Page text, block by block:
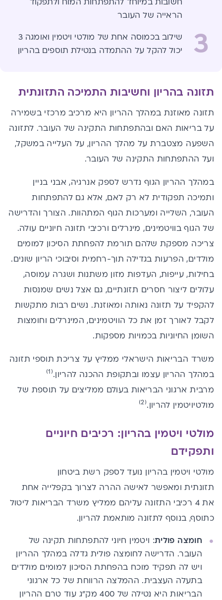
הראייה של העובר
3
שילוב בכמוסה אחת של מולטי ויטמין ואומגה 3
יכול להקל על ההתמדה בנטילת תוספים בהריון
תזונה בהריון וחשיבות התמיכה התזונתית
תזונה מאוזנת במהלך ההריון היא מרכיב מרכזי בשמירה
על בריאות האם ובהתפתחות התקינה של העובר. לתזונה
השפעה מצטברת על מהלך ההריון, על העלייה במשקל,
ועל ההתפתחות התקינה של העובר.
במהלך ההריון הגוף נדרש לספק אנרגיה, אבני בניין
ותמיכה תפקודית לא רק לאם, אלא גם להתפתחות
העובר, השלייה ומערכות הגוף המתהוות. הצורך והדרישה
של הגוף בוויטמינים, מינרלים ורכיבי תזונה חיוניים עולה.
צריכה מספקת שלהם תורמת להפחתת הסיכון למומים
מולדים, הפרעות בגדילה תוך-רחמית וסיבוכי הריון שונים.
בחילות, עייפות, העדפות מזון משתנות ושגרה עמוסה,
עלולים ליצור חסרים תזונתיים, גם אצל נשים שמנסות
להקפיד על תזונה נאותה ומאוזנת. נשים רבות מתקשות
לקבל לאורך זמן את כל הוויטמינים, המינרלים וחומצות
השומן החיוניות בכמויות מספקות.
משרד הבריאות הישראלי ממליץ על צריכת תוספי תזונה
במהלך ההריון עצמו ובתקופת ההכנה להריון.(1)
מרבית ארגוני הבריאות בעולם ממליצים על תוספת של
מולטיויטמין להריון.(2)
מולטי ויטמין בהריון: רכיבים חיוניים
ותפקידם
מולטי ויטמין בהריון נועד לספק רשת ביטחון
תזונתית ומאפשר לאישה ההרה לצרוך בקפלייה אחת
את 4 רכיבי התזונה עליהם ממליץ משרד הבריאות ליטול
כתוסף, בנוסף לתזונה מותאמת להריון.
חומצה פולית: ויטמין חיוני להתפתחות תקינה של
העובר. הדרישה לחומצה פולית גדלה במהלך ההריון
ויש לה תפקיד מוכח בהפחתת הסיכון למומים מולדים
בתעלה העצבית. ההמלצה הרווחת של כל ארגוני
הבריאות היא נטילה של 400 מק״ג עוד טרם ההריון